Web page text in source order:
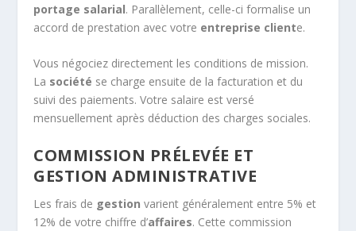
portage salarial. Parallèlement, celle-ci formalise un
accord de prestation avec votre entreprise cliente.
Vous négociez directement les conditions de mission.
La société se charge ensuite de la facturation et du
suivi des paiements. Votre salaire est versé
mensuellement après déduction des charges sociales.
COMMISSION PRÉLEVÉE ET
GESTION ADMINISTRATIVE
Les frais de gestion varient généralement entre 5% et
12% de votre chiffre d’affaires. Cette commission